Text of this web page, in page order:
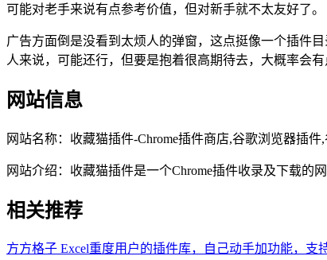
可能对老手来说有点参考价值，但对新手就不太友好了。
广告方面倒是没看到太烦人的弹窗，这点挺像一个插件
人来说，可能还行，但要是抱着很高期待去，大概率会有
网站信息
网站名称： 收藏猫插件-Chrome插件商店,谷歌浏览器插
网站介绍： 收藏猫插件是一个Chrome插件收录及下载的
相关推荐
方方格子 Excel重度用户的插件库，自己动手加功能，支